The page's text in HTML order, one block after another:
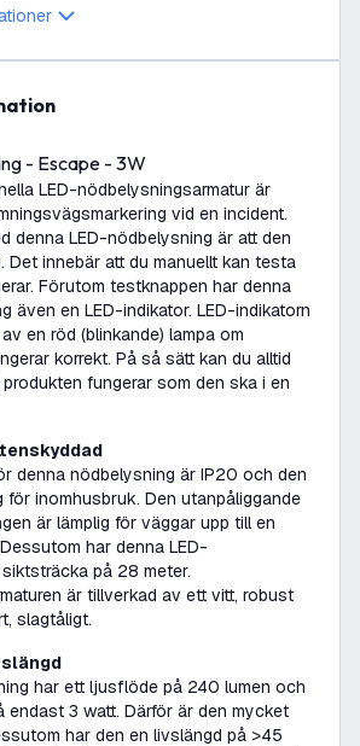
- Escape - 3W
LED-nödbelysningsarmatur är
vid en incident.
denna LED-nödbelysning är att den
Det innebär att du manuellt kan testa
Förutom testknappen har denna
även en LED-indikator. LED-indikatorn
en röd (blinkande) lampa om
korrekt. På så sätt kan du alltid
fungerar som den ska i en
denna nödbelysning är IP20 och den
för inomhusbruk. Den utanpåliggande
är lämplig för väggar upp till en
har denna LED-
på 28 meter.
är tillverkad av ett vitt, robust
slagtåligt.
har ett ljusflöde på 240 lumen och
endast 3 watt. Därför är den mycket
har den en livslängd på >45